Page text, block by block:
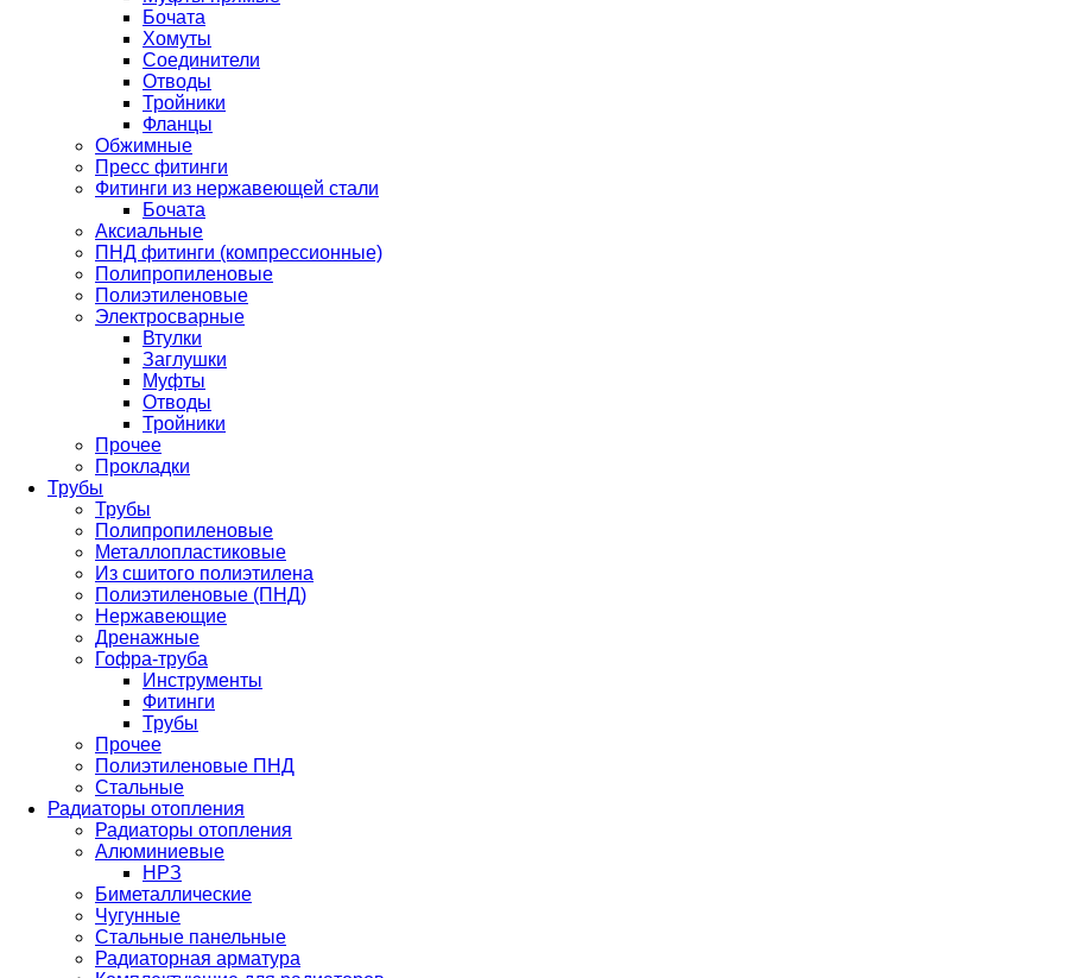
Бочата
Хомуты
Соединители
Отводы
Тройники
Фланцы
Обжимные
Пресс фитинги
Фитинги из нержавеющей стали
Бочата
Аксиальные
ПНД фитинги (компрессионные)
Полипропиленовые
Полиэтиленовые
Электросварные
Втулки
Заглушки
Муфты
Отводы
Тройники
Прочее
Прокладки
Трубы
Трубы
Полипропиленовые
Металлопластиковые
Из сшитого полиэтилена
Полиэтиленовые (ПНД)
Нержавеющие
Дренажные
Гофра-труба
Инструменты
Фитинги
Трубы
Прочее
Полиэтиленовые ПНД
Стальные
Радиаторы отопления
Радиаторы отопления
Алюминиевые
НРЗ
Биметаллические
Чугунные
Стальные панельные
Радиаторная арматура